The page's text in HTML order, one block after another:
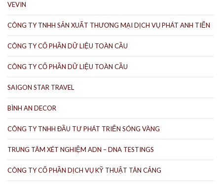
VEVIN
CÔNG TY TNHH SẢN XUẤT THƯƠNG MẠI DỊCH VỤ PHÁT ANH TIẾN
CÔNG TY CỔ PHẦN DỮ LIỆU TOÀN CẦU
CÔNG TY CỔ PHẦN DỮ LIỆU TOÀN CẦU
SAIGON STAR TRAVEL
BÌNH AN DECOR
CÔNG TY TNHH ĐẦU TƯ PHÁT TRIỂN SÓNG VÀNG
TRUNG TÂM XÉT NGHIỆM ADN – DNA TESTINGS
CÔNG TY CỔ PHẦN DỊCH VỤ KỸ THUẬT TÂN CẢNG